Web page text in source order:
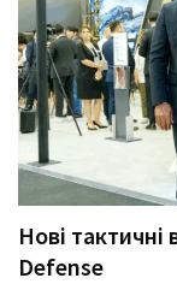
Нові
Defense